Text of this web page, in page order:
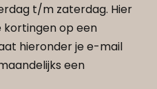
t/m zaterdag. Hier
kortingen op een
hieronder je e-mail
een